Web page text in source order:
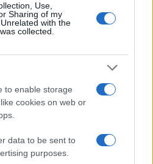
Use,
Sharing of my
with the
collected.
to enable storage
cookies on web or
data to be sent to
purposes.
UK
Olanda